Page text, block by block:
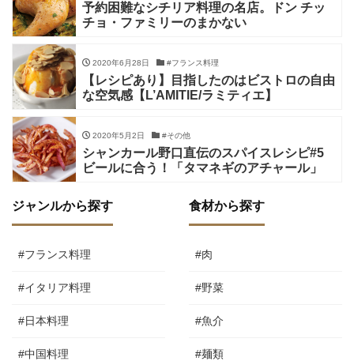
予約困難なシチリア料理の名店。ドン チッ
チョ・ファミリーのまかない
2020年6月28日 #フランス料理
【レシピあり】目指したのはビストロの自由
な空気感【L’AMITIE/ラミティエ】
2020年5月2日 #その他
シャンカール野口直伝のスパイスレシピ#5
ビールに合う！「タマネギのアチャール」
ジャンルから探す
#フランス料理
#イタリア料理
#日本料理
#中国料理
食材から探す
#肉
#野菜
#魚介
#麺類